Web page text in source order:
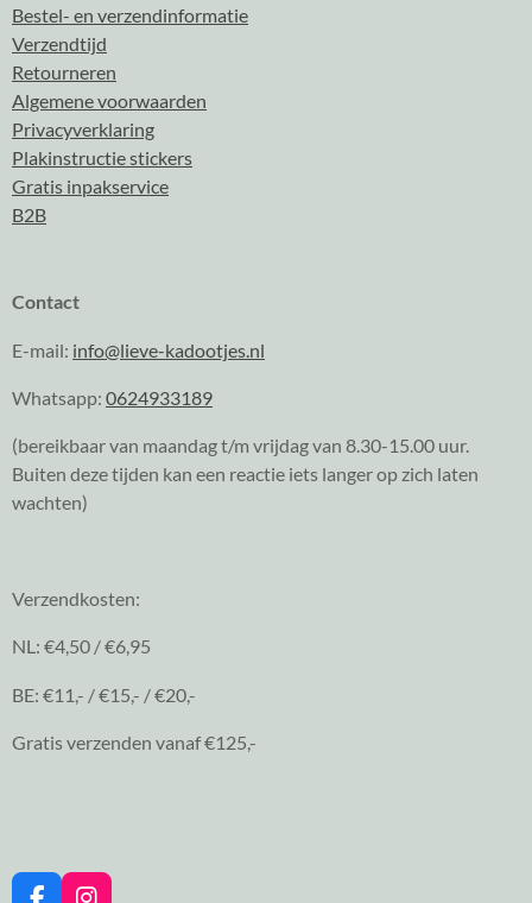
Bestel- en verzendinformatie
Verzendtijd
Retourneren
Algemene voorwaarden
Privacyverklaring
Plakinstructie stickers
Gratis inpakservice
B2B
Contact
E-mail: info@lieve-kadootjes.nl
Whatsapp: 0624933189
(bereikbaar van maandag t/m vrijdag van 8.30-15.00 uur.
Buiten deze tijden kan een reactie iets langer op zich laten
wachten)
Verzendkosten:
NL: €4,50 / €6,95
BE: €11,- / €15,- / €20,-
Gratis verzenden vanaf €125,-